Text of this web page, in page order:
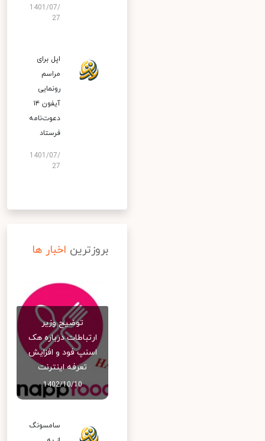
1401/07/
27
اپل برای
مراسم
رونمایی
آیفون ۱۴
دعوت‌نامه
فرستاد
1401/07/
27
بروزترین اخبار ها
توضیح وزیر
ارتباطات درباره هک
اسنپ‌ فود و افزایش
تعرفه اینترنت
1402/10/10
سامسونگ